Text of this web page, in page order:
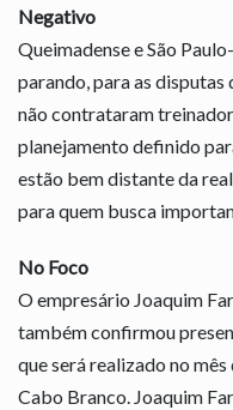
Negativo
Queimadense e São
parando, para as
não contrataram
planejamento definido
estão bem distante da
para quem busca
No Foco
O empresário Joaquim
também confirmou
que será realizado no
Cabo Branco. Joaquim